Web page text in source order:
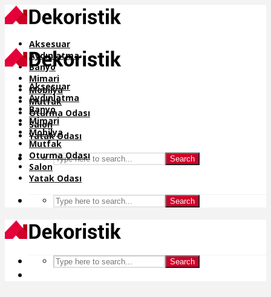
Aksesuar
Aydınlatma
Banyo
Mimari
Mobilya
Mutfak
Oturma Odası
Salon
Yatak Odası
Search
Aksesuar
Aydınlatma
Banyo
Mimari
Mobilya
Mutfak
Oturma Odası
Salon
Yatak Odası
Search
Search